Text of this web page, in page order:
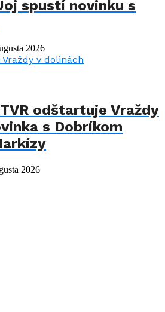
spustí novinku s
2026
odštartuje Vraždy
s Dobríkom
2026